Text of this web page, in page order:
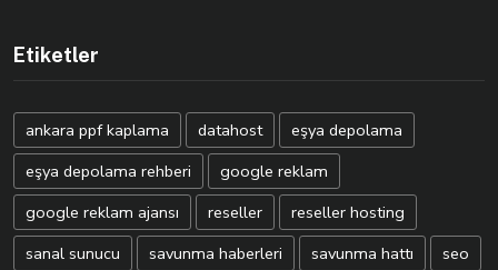
Etiketler
ankara ppf kaplama datahost
eşya depolama
eşya depolama rehberi
google reklam
google reklam ajansı
reseller
reseller hosting
sanal sunucu
savunma haberleri savunma hattı
seo